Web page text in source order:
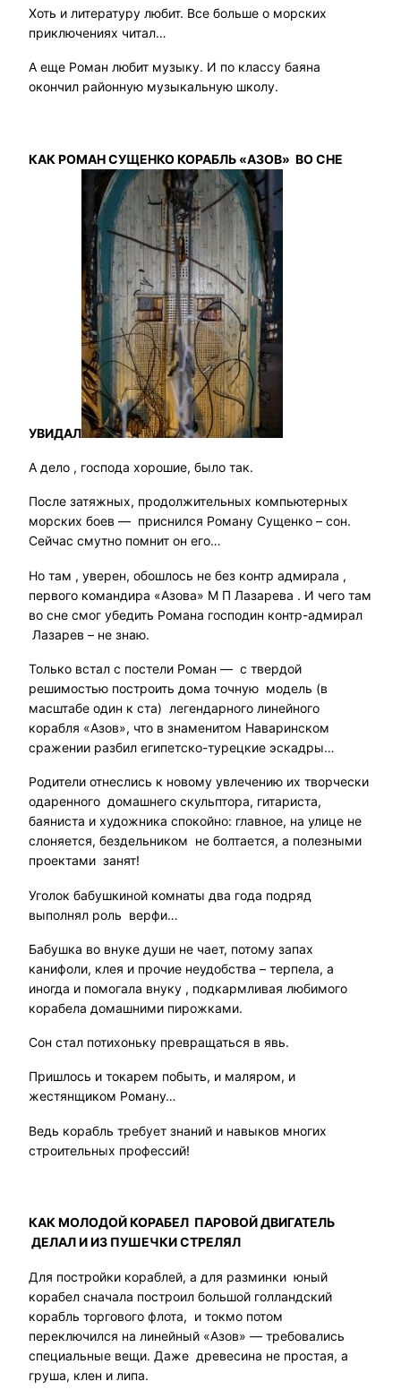
Хоть и литературу любит. Все больше о морских
приключениях читал…
А еще Роман любит музыку. И по классу баяна
окончил районную музыкальную школу.
КАК РОМАН СУЩЕНКО КОРАБЛЬ «АЗОВ» ВО СНЕ
УВИДАЛ
А дело , господа хорошие, было так.
После затяжных, продолжительных компьютерных
морских боев — приснился Роману Сущенко – сон.
Сейчас смутно помнит он его…
Но там , уверен, обошлось не без контр адмирала ,
первого командира «Азова» М П Лазарева . И чего там
во сне смог убедить Романа господин контр-адмирал
Лазарев – не знаю.
Только встал с постели Роман — с твердой
решимостью построить дома точную модель (в
масштабе один к ста) легендарного линейного
корабля «Азов», что в знаменитом Наваринском
сражении разбил египетско-турецкие эскадры…
Родители отнеслись к новому увлечению их творчески
одаренного домашнего скульптора, гитариста,
баяниста и художника спокойно: главное, на улице не
слоняется, бездельником не болтается, а полезными
проектами занят!
Уголок бабушкиной комнаты два года подряд
выполнял роль верфи…
Бабушка во внуке души не чает, потому запах
канифоли, клея и прочие неудобства – терпела, а
иногда и помогала внуку , подкармливая любимого
корабела домашними пирожками.
Сон стал потихоньку превращаться в явь.
Пришлось и токарем побыть, и маляром, и
жестянщиком Роману…
Ведь корабль требует знаний и навыков многих
строительных профессий!
КАК МОЛОДОЙ КОРАБЕЛ ПАРОВОЙ ДВИГАТЕЛЬ
ДЕЛАЛ И ИЗ ПУШЕЧКИ СТРЕЛЯЛ
Для постройки кораблей, а для разминки юный
корабел сначала построил большой голландский
корабль торгового флота, и токмо потом
переключился на линейный «Азов» — требовались
специальные вещи. Даже древесина не простая, а
груша, клен и липа.